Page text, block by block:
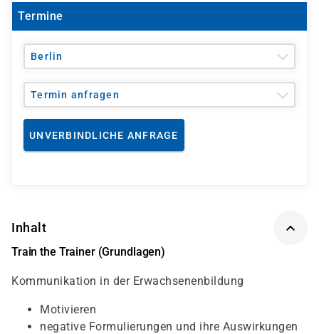
Termine
Berlin
Termin anfragen
UNVERBINDLICHE ANFRAGE
Inhalt
Train the Trainer (Grundlagen)
Kommunikation in der Erwachsenenbildung
Motivieren
negative Formulierungen und ihre Auswirkungen